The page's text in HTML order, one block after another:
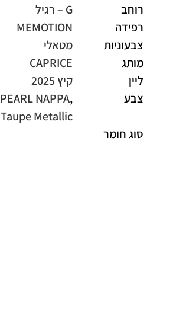
רוחב
G – רגיל
רפידה
MEMOTION
צבעוניות
מטאלי
מותג
CAPRICE
ליין
קיץ 2025
צבע
PEARL NAPPA,
Taupe Metallic
סוג חומר